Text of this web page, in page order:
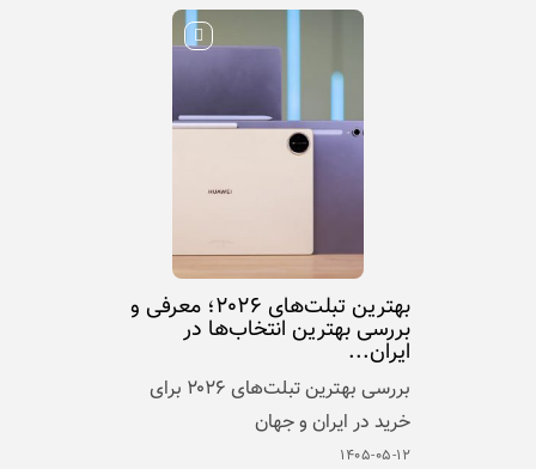
بهترین تبلت‌های ۲۰۲۶؛ معرفی و
بررسی بهترین انتخاب‌ها در
ایران...
بررسی بهترین تبلت‌های ۲۰۲۶ برای
خرید در ایران و جهان
۱۴۰۵-۰۵-۱۲